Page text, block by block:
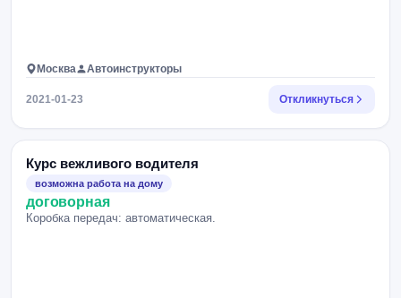
Москва Автоинструкторы
2021-01-23 Откликнуться
Курс вежливого водителя
возможна работа на дому
договорная
Коробка передач: автоматическая.